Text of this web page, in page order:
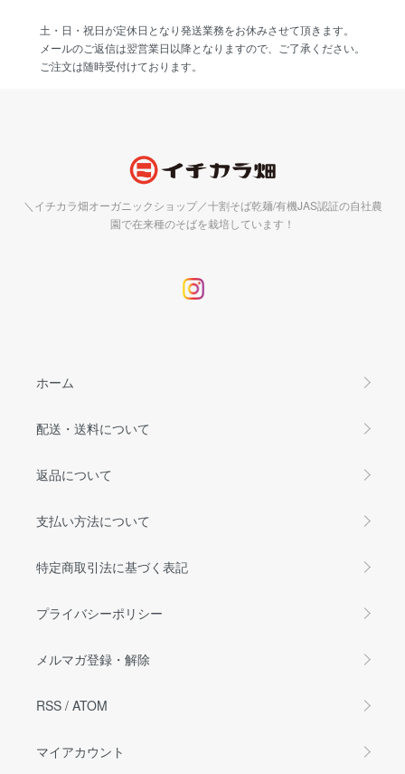
土・日・祝日が定休日となり発送業務をお休みさせて頂きます。
メールのご返信は翌営業日以降となりますので、ご了承ください。
ご注文は随時受付けております。
＼イチカラ畑オーガニックショップ／十割そば乾麺/有機JAS認証の自社農
園で在来種のそばを栽培しています！
ホーム
配送・送料について
返品について
支払い方法について
特定商取引法に基づく表記
プライバシーポリシー
メルマガ登録・解除
RSS / ATOM
マイアカウント